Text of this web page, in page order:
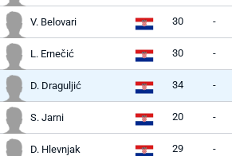
V. Belovari 30 -
L. Ernečić 30 -
D. Draguljić 34 -
S. Jarni 20 -
D. Hlevnjak 29 -